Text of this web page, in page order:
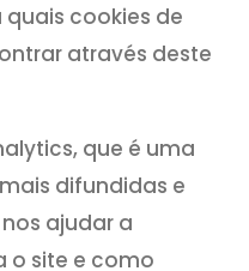
cookies de
através deste
que é uma
difundidas e
ajudar a
o site e como